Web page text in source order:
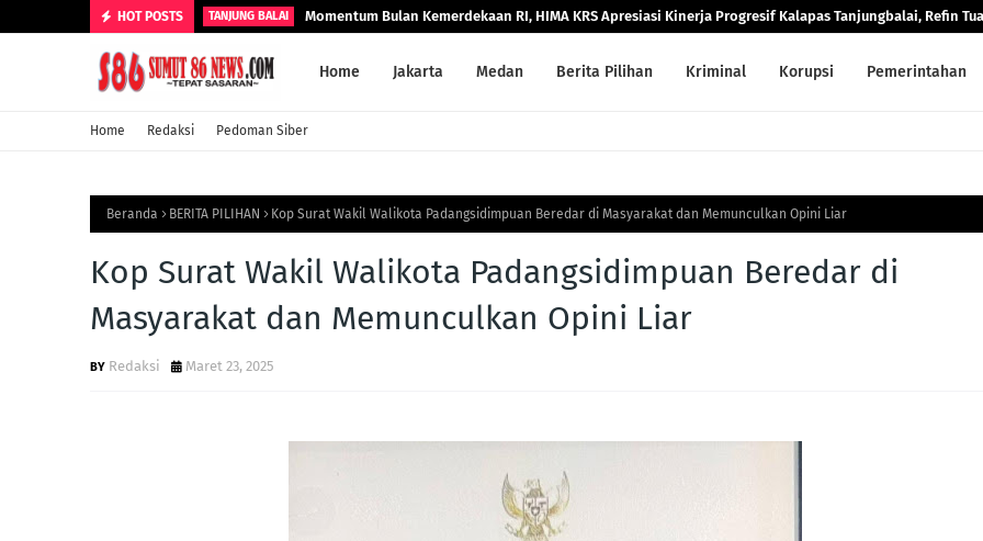
HOT POSTS TANJUNG BALAI Momentum Bulan Kemerdekaan RI, HIMA KRS Apresiasi Kinerja Progresif Kalapas Tanjungbalai, Refin
Home Jakarta Medan Berita Pilihan Kriminal Korupsi Pemerintahan
Home Redaksi Pedoman Siber
Beranda BERITA PILIHAN Kop Surat Wakil Walikota Padangsidimpuan Beredar di Masyarakat dan Memunculkan Opini Liar
Kop Surat Wakil Walikota Padangsidimpuan Beredar di
Masyarakat dan Memunculkan Opini Liar
Redaksi Maret 23, 2025